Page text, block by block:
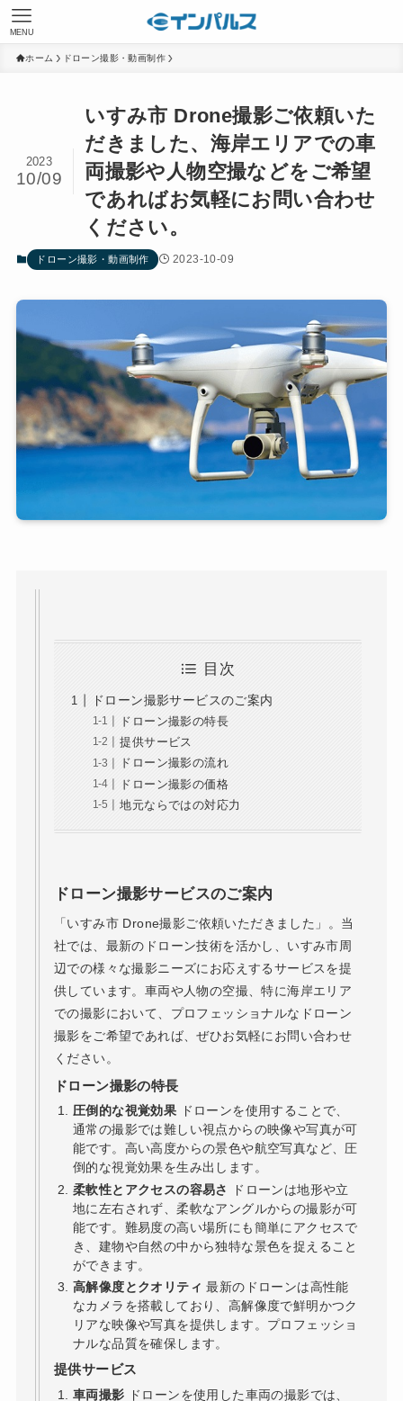
MENU
ホーム ドローン撮影・動画制作
いすみ市 Drone撮影ご依頼いた
だきました、海岸エリアでの車
両撮影や人物空撮などをご希望
であればお気軽にお問い合わせ
ください。
2023
10/09
ドローン撮影・動画制作 2023-10-09
目次
ドローン撮影サービスのご案内
ドローン撮影の特長
提供サービス
ドローン撮影の流れ
ドローン撮影の価格
地元ならではの対応力
ドローン撮影サービスのご案内
「いすみ市 Drone撮影ご依頼いただきました」。当
社では、最新のドローン技術を活かし、いすみ市周
辺での様々な撮影ニーズにお応えするサービスを提
供しています。車両や人物の空撮、特に海岸エリア
での撮影において、プロフェッショナルなドローン
撮影をご希望であれば、ぜひお気軽にお問い合わせ
ください。
ドローン撮影の特長
圧倒的な視覚効果 ドローンを使用することで、
通常の撮影では難しい視点からの映像や写真が可
能です。高い高度からの景色や航空写真など、圧
倒的な視覚効果を生み出します。
柔軟性とアクセスの容易さ
ドローンは地形や立
地に左右されず、柔軟なアングルからの撮影が可
能です。難易度の高い場所にも簡単にアクセスで
き、建物や自然の中から独特な景色を捉えること
ができます。
高解像度とクオリティ 最新のドローンは高性能
なカメラを搭載しており、高解像度で鮮明かつク
リアな映像や写真を提供します。プロフェッショ
ナルな品質を確保します。
提供サービス
車両撮影 ドローンを使用した車両の撮影では、